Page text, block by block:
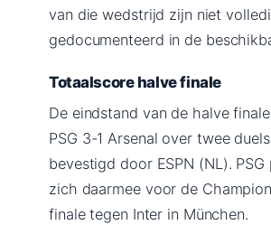
van die wedstrijd zijn niet
gedocumenteerd in de
Totaalscore halve finale
De eindstand van de halve
PSG 3-1 Arsenal over twee
bevestigd door ESPN (NL). PSG
zich daarmee voor de
finale tegen Inter in München.